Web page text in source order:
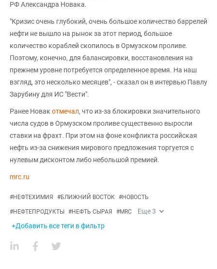
РФ Александра Новака.
"Кризис очень глубокий, очень большое количество баррелей
нефти не вышло на рынок за этот период, большое
количество кораблей скопилось в Ормузском проливе.
Поэтому, конечно, для балансировки, восстановления на
прежнем уровне потребуется определенное время. На наш
взгляд, это несколько месяцев", - сказал он в интервью Павлу
Зарубину для ИС "Вести".
Ранее Новак отмечал, что из-за блокировки значительного
числа судов в Ормузском проливе существенно выросли
ставки на фрахт. При этом на фоне конфликта российская
нефть из-за снижения мирового предложения торгуется с
нулевым дисконтом либо небольшой премией.
mrc.ru
#НЕФТЕХИМИЯ #БЛИЖНИЙ ВОСТОК #НОВОСТЬ
#НЕФТЕПРОДУКТЫ #НЕФТЬ СЫРАЯ #MRC Еще3
+Добавить все теги в фильтр